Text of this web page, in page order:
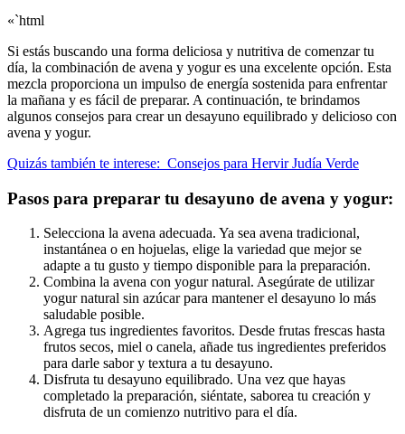
«`html
Si estás buscando una forma deliciosa y nutritiva de comenzar tu
día, la combinación de avena y yogur es una excelente opción. Esta
mezcla proporciona un impulso de energía sostenida para enfrentar
la mañana y es fácil de preparar. A continuación, te brindamos
algunos consejos para crear un desayuno equilibrado y delicioso con
avena y yogur.
Quizás también te interese: Consejos para Hervir Judía Verde
Pasos para preparar tu desayuno de avena y yogur:
Selecciona la avena adecuada. Ya sea avena tradicional,
instantánea o en hojuelas, elige la variedad que mejor se
adapte a tu gusto y tiempo disponible para la preparación.
Combina la avena con yogur natural. Asegúrate de utilizar
yogur natural sin azúcar para mantener el desayuno lo más
saludable posible.
Agrega tus ingredientes favoritos. Desde frutas frescas hasta
frutos secos, miel o canela, añade tus ingredientes preferidos
para darle sabor y textura a tu desayuno.
Disfruta tu desayuno equilibrado. Una vez que hayas
completado la preparación, siéntate, saborea tu creación y
disfruta de un comienzo nutritivo para el día.